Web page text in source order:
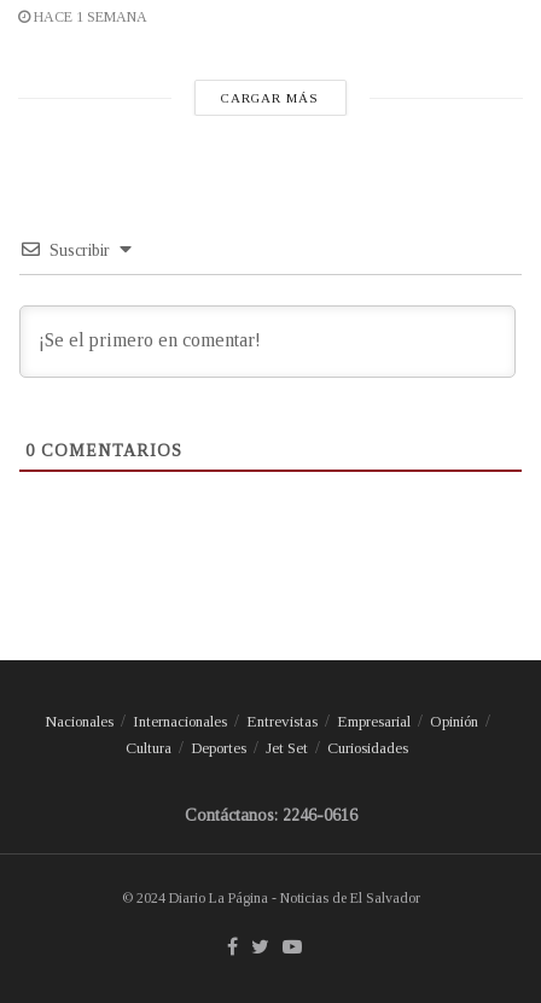
HACE 1 SEMANA
CARGAR MÁS
Suscribir
0 COMENTARIOS
Nacionales Internacionales Entrevistas Empresarial
Opinión
Cultura
Deportes Jet Set Curiosidades
Contáctanos: 2246-0616
© 2024 Diario La Página - Noticias de El Salvador